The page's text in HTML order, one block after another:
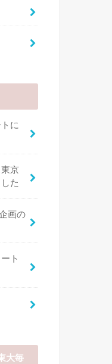
に
京
た
画の
ト
大毎